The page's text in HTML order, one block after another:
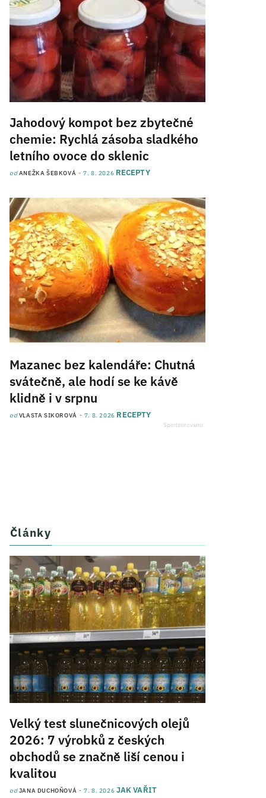
Jahodový kompot bez zbytečné
chemie: Rychlá zásoba sladkého
letního ovoce do sklenic
odANEŽKA ŠEBKOVÁ 7. 8. 2026 RECEPTY
Mazanec bez kalendáře: Chutná
svátečně, ale hodí se ke kávě
klidně i v srpnu
odVLASTA SIKOROVÁ 7. 8. 2026 RECEPTY
Články
Velký test slunečnicových olejů
2026: 7 výrobků z českých
obchodů se značně liší cenou i
kvalitou
odJANA DUCHOŇOVÁ 7. 8. 2026 JAK VAŘIT